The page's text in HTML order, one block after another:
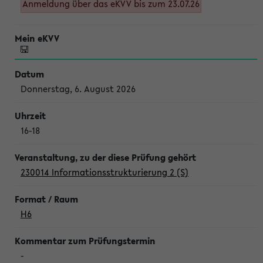
Anmeldung über das eKVV bis zum 23.07.26
Donnerstag, 6. August 2026
16-18
230014 Informationsstrukturierung 2 (S)
H6
-